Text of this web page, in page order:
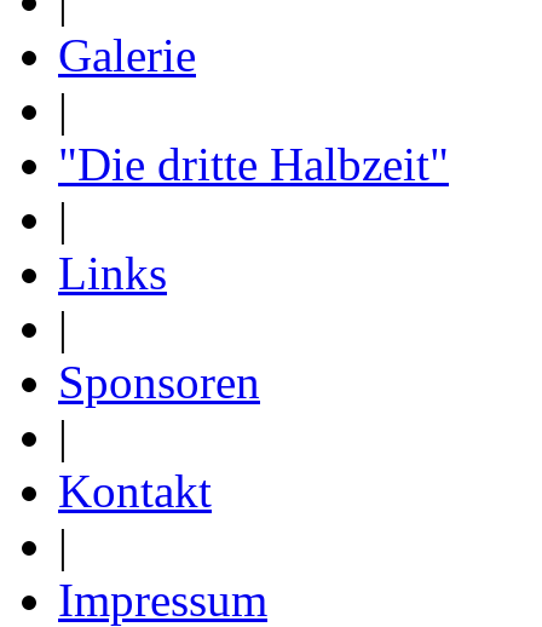
Galerie
|
"Die dritte Halbzeit"
|
Links
|
Sponsoren
|
Kontakt
|
Impressum